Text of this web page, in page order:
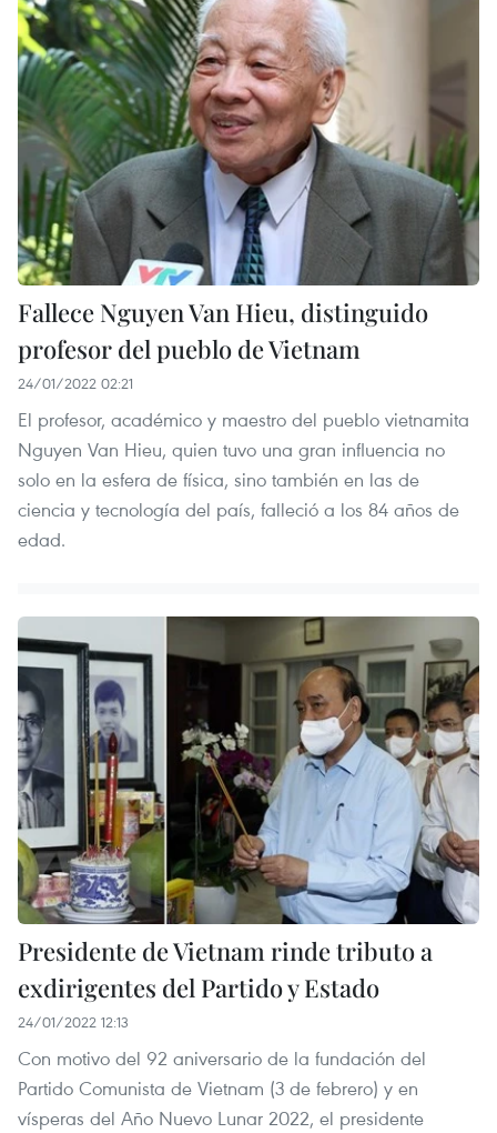
Fallece Nguyen Van Hieu, distinguido
profesor del pueblo de Vietnam
24/01/2022 02:21
El profesor, académico y maestro del pueblo vietnamita
Nguyen Van Hieu, quien tuvo una gran influencia no
solo en la esfera de física, sino también en las de
ciencia y tecnología del país, falleció a los 84 años de
edad.
Presidente de Vietnam rinde tributo a
exdirigentes del Partido y Estado
24/01/2022 12:13
Con motivo del 92 aniversario de la fundación del
Partido Comunista de Vietnam (3 de febrero) y en
vísperas del Año Nuevo Lunar 2022, el presidente